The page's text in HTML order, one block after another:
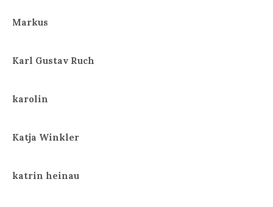
Markus
Karl Gustav Ruch
karolin
Katja Winkler
katrin heinau